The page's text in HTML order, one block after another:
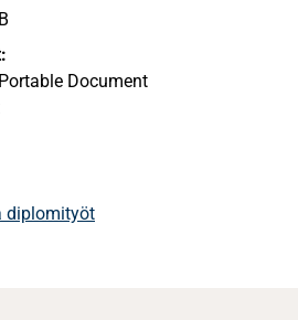
Document
diplomityöt